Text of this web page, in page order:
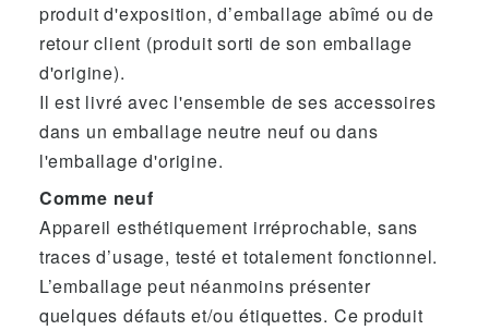
produit d'exposition, d’emballage abîmé ou de
retour client (produit sorti de son emballage
d'origine).
Il est livré avec l'ensemble de ses accessoires
dans un emballage neutre neuf ou dans
l'emballage d'origine.
Comme neuf
Appareil esthétiquement irréprochable, sans
traces d’usage, testé et totalement fonctionnel.
L’emballage peut néanmoins présenter
quelques défauts et/ou étiquettes. Ce produit